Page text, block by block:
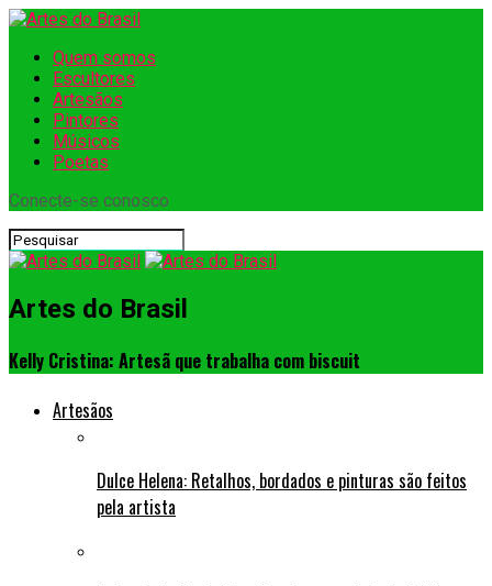
Quem somos
Escultores
Artesãos
Pintores
Músicos
Poetas
Conecte-se conosco
Artes do Brasil
Kelly Cristina: Artesã que trabalha com biscuit
Artesãos
Dulce Helena: Retalhos, bordados e pinturas são feitos
pela artista